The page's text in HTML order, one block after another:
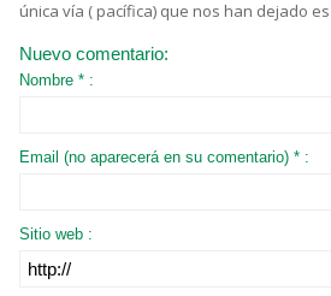
única vía ( pacífica) que nos han dejado
Nuevo comentario:
Nombre * :
Email (no aparecerá en su comentario) * :
Sitio web :